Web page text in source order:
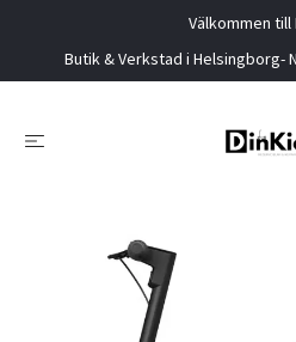
Välkommen till
Butik & Verkstad i Helsingborg-